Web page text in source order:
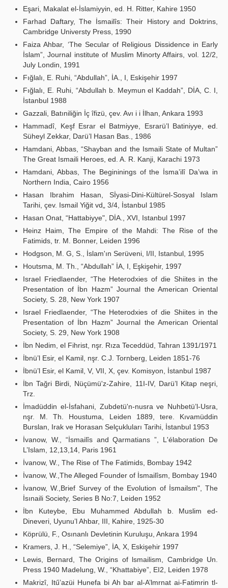
Eşari, Makalat el-İslamiyyin, ed. H. Ritter, Kahire 1950
Farhad Daftary, The İsmailîs: Their History and Doktrins,
Cambridge Universty Press, 1990
Faiza Ahbar, ‘The Secular of Religious Dissidence in Early
İslam”, Journal institute of Muslim Minorty Affairs, vol. 12/2,
July Londin, 1991
Fığlalı, E. Ruhi, “Abdullah”, İA., I, Eskişehir 1997
Fığlalı, E. Ruhi, “Abdullah b. Meymun el Kaddah”, DİA, C. I,
İstanbul 1988
Gazzali, Batıniliğin İç îfizü, çev. Avı i i İlhan, Ankara 1993
Hammadî, Keşf Esrar el Batmiyye, Esrarü’l Batiniyye, ed.
Süheyl Zekkar, Darü’l Hasan Bas., 1986
Hamdani, Abbas, “Shayban and the Ismaili State of Multan”
The Great Ismaili Heroes, ed. A. R. Kanji, Karachi 1973
Hamdani, Abbas, The Begininings of the İsma’ilî Da’wa in
Northern India, Cairo 1956
Hasan Ibrahim Hasan, Sİyasi-Dini-Kültürel-Sosyal Islam
Tarihi, çev. Ismail Yiğit vd„ 3/4, İstanbul 1985
Hasan Onat, “Hattabiyye", DİA., XVI, Istanbul 1997
Heinz Haim, The Empire of the Mahdi: The Rise of the
Fatimids, tr. M. Bonner, Leiden 1996
Hodgson, M. G, S., İslam'ın Serüveni, I/II, Istanbul, 1995
Houtsma, M. Th., “Abdullah” İA, I, Eşkişehir, 1997
Israel Friedlaender, “The Heterodxies of die Shiites in the
Presentation of İbn Hazm” Journal the American Oriental
Society, S. 28, New York 1907
Israel Friedlaender, “The Heterodxies of die Shiites in the
Presentation of İbn Hazm” Journal the American Oriental
Society, S. 29, New York 1908
İbn Nedim, el Fihrist, nşr. Rıza Teceddüd, Tahran 1391/1971
İbnü’l Esir, el Kamil, nşr. C.J. Tornberg, Leiden 1851-76
İbnü’l Esir, el Kamil, V, VII, X, çev. Komisyon, İstanbul 1987
İbn Tağri Birdi, Nüçümü'z-Zahire, 11I-IV, Darü’l Kitap neşri,
Trz.
İmadüddin el-İsfahani, Zubdetü'n-nusra ve Nuhbetü’l-Usra,
nşr. M. Th. Houstuma, Leiden 1889, tere. Kıvamüddin
Burslan, Irak ve Horasan Selçukluları Tarihi, İstanbul 1953
İvanow, W., “İsmailîs and Qarmatians ”, L'élaboration De
L’Islam, 12,13,14, Paris 1961
İvanow, W., The Rise of The Fatimids, Bombay 1942
İvanow, W.,The Alleged Founder of İsmailîsm, Bombay 1940
İvanow, W.,Brief Survey of the Evolution of İsmailsm", The
İsınaili Society, Series B No:7, Leiden 1952
İbn Kuteybe, Ebu Muhammed Abdullah b. Muslim ed-
Dineveri, Uyunu’l Ahbar, III, Kahire, 1925-30
Köprülü, F., Osınanlı Devletinin Kuruluşu, Ankara 1994
Kramers, J. H., “Selemiye”, İA, X, Eskişehir 1997
Lewis, Bernard, The Origins of lsmailism, Cambridge Un.
Press 1940 Madelung, W., “Khattabiye”, EI2, Leiden 1978
Makrizî, Itű’azüi Hunefa bi Ah bar al-A’lmrnat ai-Fatimrin tl-